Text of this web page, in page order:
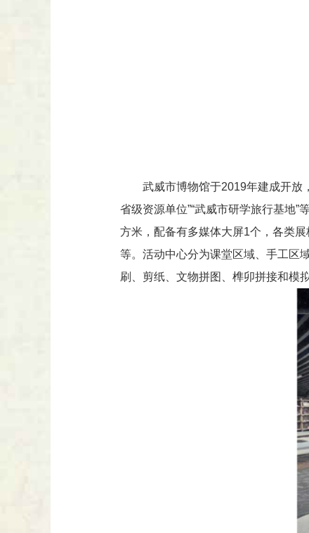
武威市博物馆于2019年建成开放
省级资源单位”“武威市研学旅行基地
方米，配备有多媒体大屏1个，各类
等。活动中心分为课堂区域、手工区
刷、剪纸、文物拼图、榫卯拼接和模